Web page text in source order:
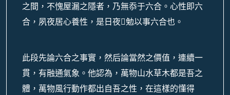
之間，不愧屋漏之隱者，乃無忝于六合。心性即六
合，夙夜居心養性，是日夜勉以事六合也。
此段先論六合之事實，然后論當然之價值，連續一
貫，有融通氣象。他認為，萬物山水草木都是吾之
體，萬物風行動作都出自吾之性，在這樣的懂得